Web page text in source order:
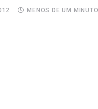
MENOS DE UM MINUTO